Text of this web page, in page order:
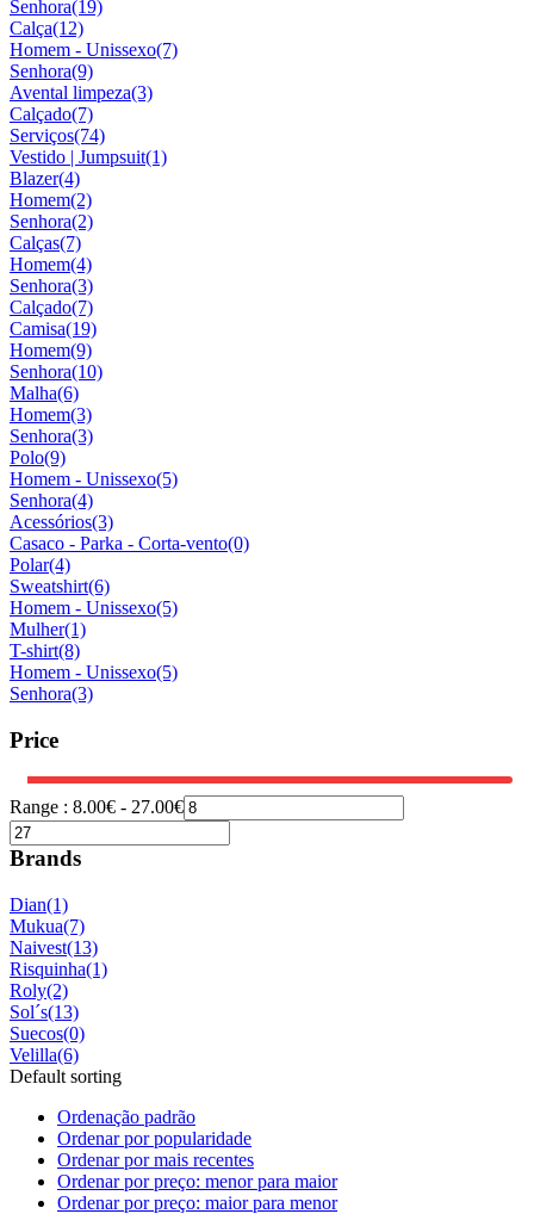
Senhora(19)
Calça(12)
Homem - Unissexo(7)
Senhora(9)
Avental limpeza(3)
Calçado(7)
Serviços(74)
Vestido | Jumpsuit(1)
Blazer(4)
Homem(2)
Senhora(2)
Calças(7)
Homem(4)
Senhora(3)
Calçado(7)
Camisa(19)
Homem(9)
Senhora(10)
Malha(6)
Homem(3)
Senhora(3)
Polo(9)
Homem - Unissexo(5)
Senhora(4)
Acessórios(3)
Casaco - Parka - Corta-vento(0)
Polar(4)
Sweatshirt(6)
Homem - Unissexo(5)
Mulher(1)
T-shirt(8)
Homem - Unissexo(5)
Senhora(3)
Price
Range : 8.00€ - 27.00€
Brands
Dian(1)
Mukua(7)
Naivest(13)
Risquinha(1)
Roly(2)
Sol´s(13)
Suecos(0)
Velilla(6)
Default sorting
Ordenação padrão
Ordenar por popularidade
Ordenar por mais recentes
Ordenar por preço: menor para maior
Ordenar por preço: maior para menor